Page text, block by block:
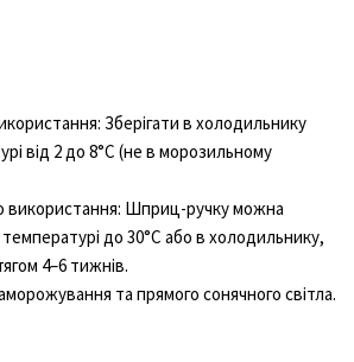
Зберігати в холодильнику
від 2 до 8°C (не в морозильному
використання: Шприц-ручку можна
температурі до 30°C або в холодильнику,
4–6 тижнів.
та прямого сонячного світла.